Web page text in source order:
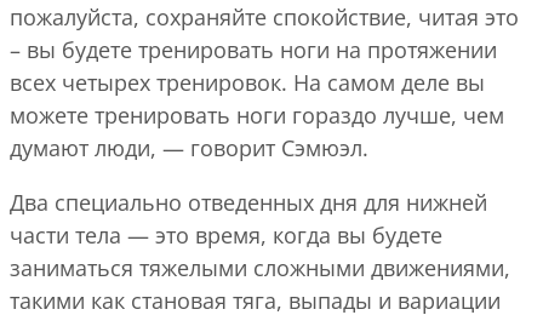
пожалуйста, сохраняйте спокойствие, читая это
– вы будете тренировать ноги на протяжении
всех четырех тренировок. На самом деле вы
можете тренировать ноги гораздо лучше, чем
думают люди, — говорит Сэмюэл.
Два специально отведенных дня для нижней
части тела — это время, когда вы будете
заниматься тяжелыми сложными движениями,
такими как становая тяга, выпады и вариации